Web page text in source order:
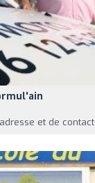
et de contact